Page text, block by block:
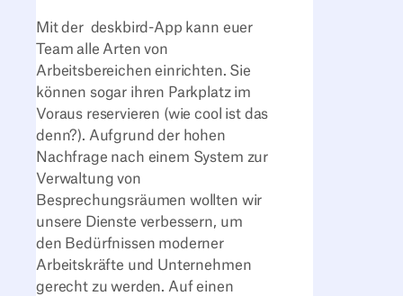
Mit der deskbird-App kann euer
Team alle Arten von
Arbeitsbereichen einrichten. Sie
können sogar ihren Parkplatz im
Voraus reservieren (wie cool ist das
denn?). Aufgrund der hohen
Nachfrage nach einem System zur
Verwaltung von
Besprechungsräumen wollten wir
unsere Dienste verbessern, um
den Bedürfnissen moderner
Arbeitskräfte und Unternehmen
gerecht zu werden. Auf einen